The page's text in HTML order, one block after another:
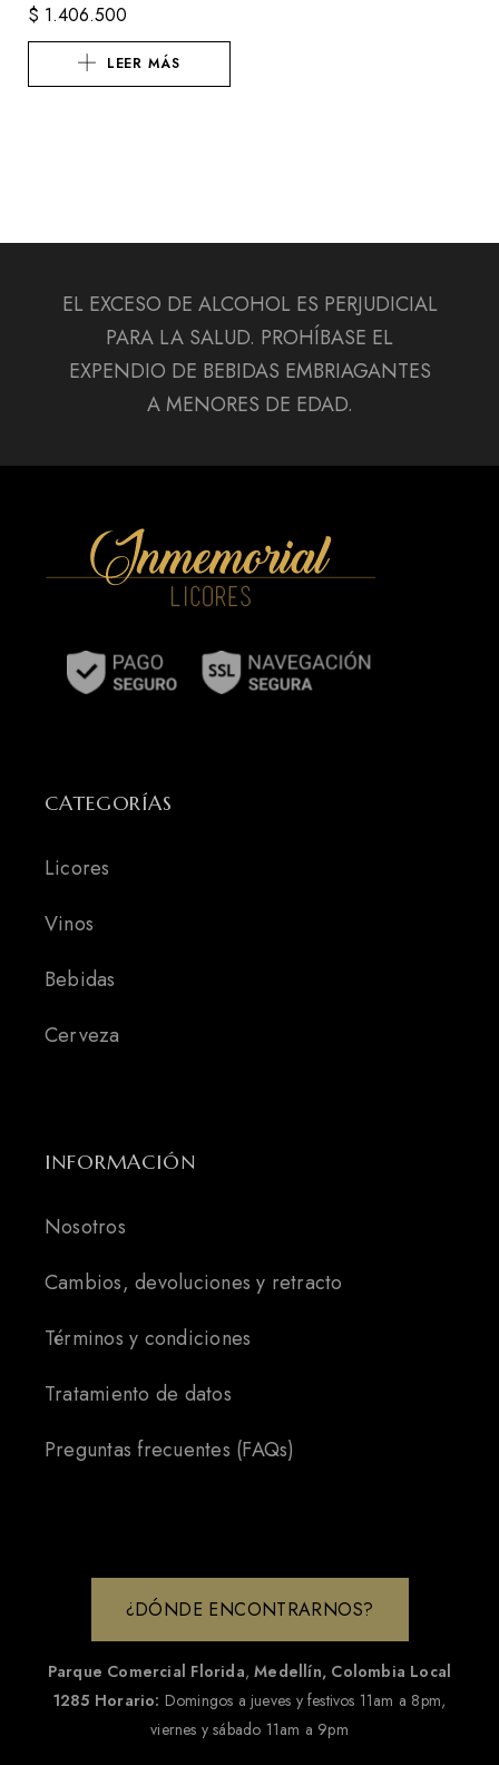
$ 1.406.500
LEER MÁS
EL EXCESO DE ALCOHOL ES PERJUDICIAL
PARA LA SALUD. PROHÍBASE EL
EXPENDIO DE BEBIDAS EMBRIAGANTES
A MENORES DE EDAD.
CATEGORÍAS
Licores
Vinos
Bebidas
Cerveza
INFORMACIÓN
Nosotros
Cambios, devoluciones y retracto
Términos y condiciones
Tratamiento de datos
Preguntas frecuentes (FAQs)
¿DÓNDE ENCONTRARNOS?
Parque Comercial Florida,Medellín, Colombia Local
1285 Horario: Domingos a jueves y festivos 11am a 8pm,
viernes y sábado 11am a 9pm